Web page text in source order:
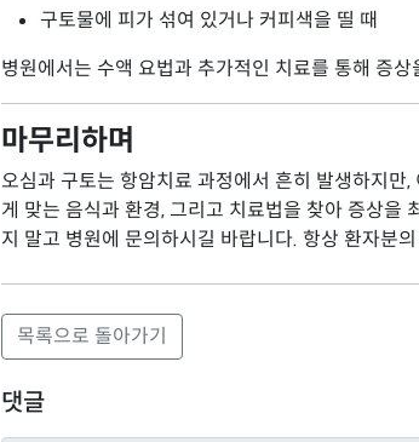
구토물에 피가 섞여 있거나 커피색을 띨 때
병원에서는 수액 요법과 추가적인 치료를 통해 증
마무리하며
오심과 구토는 항암치료 과정에서 흔히 발생하지만
게 맞는 음식과 환경, 그리고 치료법을 찾아 증상을
지 말고 병원에 문의하시길 바랍니다. 항상 환자분
목록으로 돌아가기
댓글